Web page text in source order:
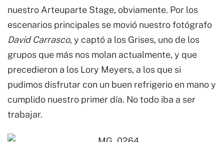
nuestro Arteuparte Stage, obviamente. Por los
escenarios principales se movió nuestro fotógrafo
David Carrasco, y captó a los Grises, uno de los
grupos que más nos molan actualmente, y que
precedieron a los Lory Meyers, a los que si
pudimos disfrutar con un buen refrigerio en mano y
cumplido nuestro primer día. No todo iba a ser
trabajar.